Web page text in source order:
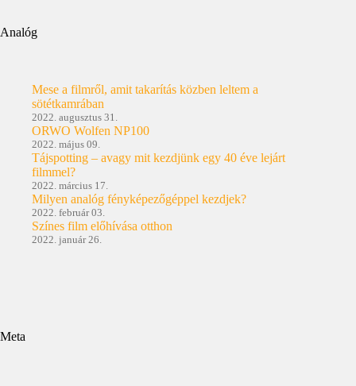
Analóg
Mese a filmről, amit takarítás közben leltem a
sötétkamrában
2022. augusztus 31.
ORWO Wolfen NP100
2022. május 09.
Tájspotting – avagy mit kezdjünk egy 40 éve lejárt
filmmel?
2022. március 17.
Milyen analóg fényképezőgéppel kezdjek?
2022. február 03.
Színes film előhívása otthon
2022. január 26.
Meta